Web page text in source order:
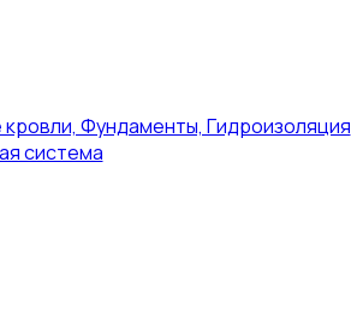
кровли, Фундаменты, Гидроизоляция
система